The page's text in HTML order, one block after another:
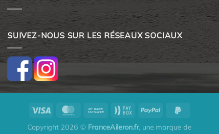
SUIVEZ-NOUS SUR LES RÉSEAUX SOCIAUX
Copyright 2026 © FranceAileron.fr, une marque de